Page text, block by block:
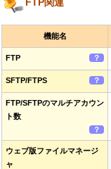
機能名
FTP ？
SFTP/FTPS ？
FTP/SFTPのマルチアカウン
ト数
？
ウェブ版ファイルマネージ
ャ